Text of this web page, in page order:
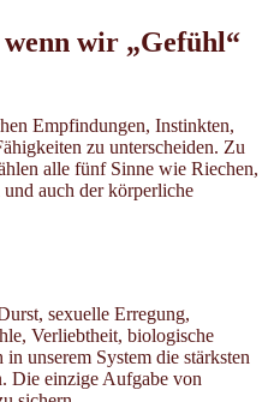
wir „Gefühl“
Empfindungen, Instinkten,
zu unterscheiden. Zu
alle fünf Sinne wie Riechen,
und auch der körperliche
sexuelle Erregung,
Verliebtheit, biologische
unserem System die stärksten
Die einzige Aufgabe von